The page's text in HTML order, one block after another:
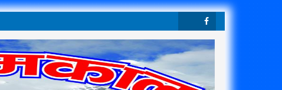
Face
K
Twit